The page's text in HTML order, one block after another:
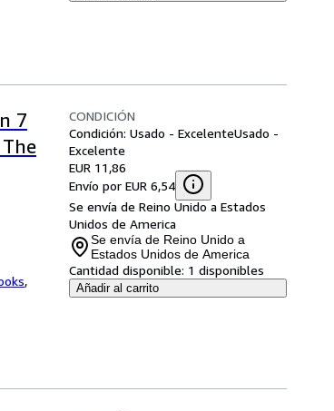
7
,
CONDICIÓN
Condición: Usado - ExcelenteUsado -
Excelente
EUR 11,86
Envío por EUR 6,54
Se envía de Reino Unido a Estados
Unidos de America
Se envía de Reino Unido a
Estados Unidos de America
Cantidad disponible: 1 disponibles
Añadir al carrito